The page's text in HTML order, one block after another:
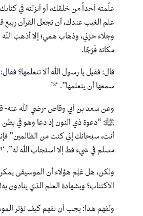
علّمته أحداً من خلقك، أو أنزلته في
علم الغيب عندك، أن تجعل القرآن ربيع
وجلاء حزني، وذهاب همي؛ إلا أذهبَ الله
مكانه فَرَجًا.
قال: فقيل يا رسول الله ألا نتعلمها؟
سمعها أن يتعلمها”. ‘³’
وعن سعد بن أبي وقاص -رضي الله عنه-
ﷺ: “دعوة ذي النون إذ دعا وهو في بطن
أنت، سبحانك إني كنت من الظالمين”
مسلم في شيء قط إلا استجاب الله له”. ‘⁴’
ولكن، هل عَلِم هؤلاء أن الموسيقى
الاكتئاب؟ وبشهادة العلم الذي ينادون به!
ولفهم هذا: يجب أن نفهم كيف تؤثر